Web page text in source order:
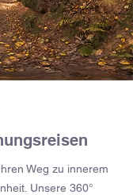
Weg zu innerem
Unsere 360°